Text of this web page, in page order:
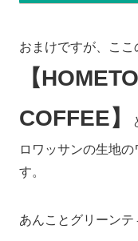
おまけですが、ここ
【
COFFEE】
ロワッサンの生地
す。
あんことグリーンテ